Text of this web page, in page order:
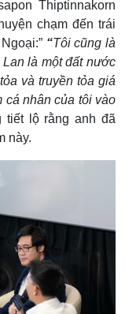
Thiptinnakorn
chạm đến trái
“Tôi cũng là
là một đất nước
và truyền tỏa giá
cá nhân của tôi vào
tiết lộ rằng anh đã
này.